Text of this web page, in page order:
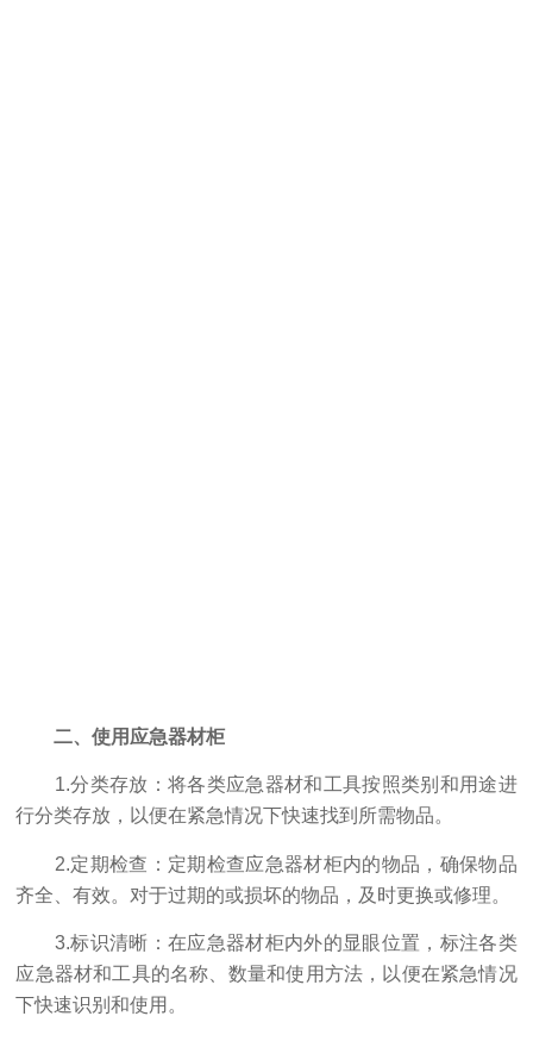
二、使用应急器材柜
1.分类存放：将各类应急器材和工具按照类别和用途进
行分类存放，以便在紧急情况下快速找到所需物品。
2.定期检查：定期检查应急器材柜内的物品，确保物品
齐全、有效。对于过期的或损坏的物品，及时更换或修理。
3.标识清晰：在应急器材柜内外的显眼位置，标注各类
应急器材和工具的名称、数量和使用方法，以便在紧急情况
下快速识别和使用。